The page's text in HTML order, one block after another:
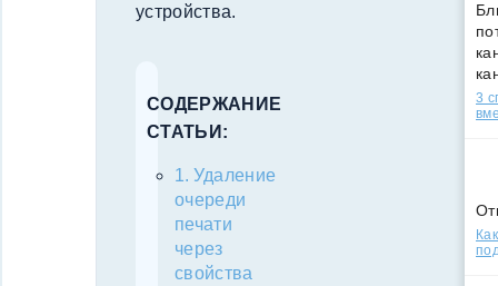
устройства.
СОДЕРЖАНИЕ
СТАТЬИ:
Удаление
очереди
печати
через
свойства
3